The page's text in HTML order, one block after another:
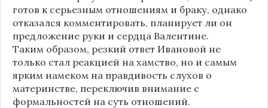
готов к серьезным отношениям и браку, однако
отказался комментировать, планирует ли он
предложение руки и сердца Валентине.
Таким образом, резкий ответ Ивановой не
только стал реакцией на хамство, но и самым
ярким намеком на правдивость слухов о
материнстве, переключив внимание с
формальностей на суть отношений.